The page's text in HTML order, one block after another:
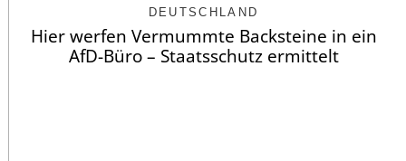
DEUTSCHLAND
Hier werfen Vermummte Backsteine in ein
AfD-Büro – Staatsschutz ermittelt